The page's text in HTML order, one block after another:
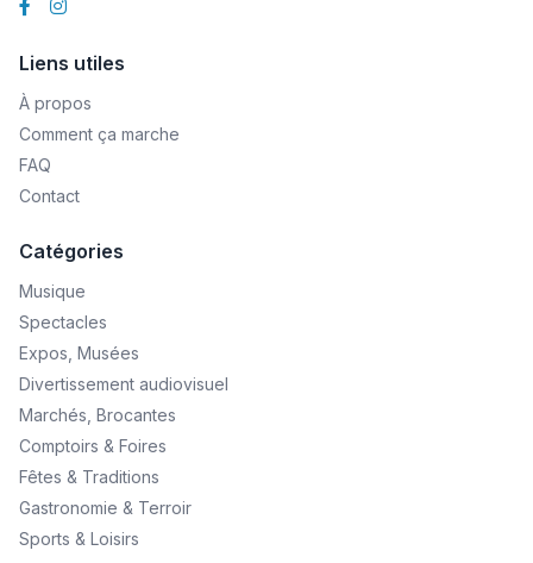
Liens utiles
À propos
Comment ça marche
FAQ
Contact
Catégories
Musique
Spectacles
Expos, Musées
Divertissement audiovisuel
Marchés, Brocantes
Comptoirs & Foires
Fêtes & Traditions
Gastronomie & Terroir
Sports & Loisirs